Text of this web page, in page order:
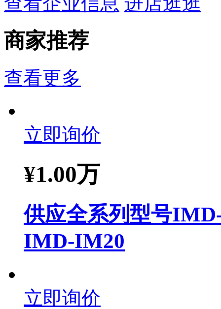
商家推荐
查看更多
立即询价
¥1.00万
供应全系列型号
IMD-IM20
立即询价